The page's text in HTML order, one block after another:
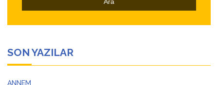
SON YAZILAR
ANNEM